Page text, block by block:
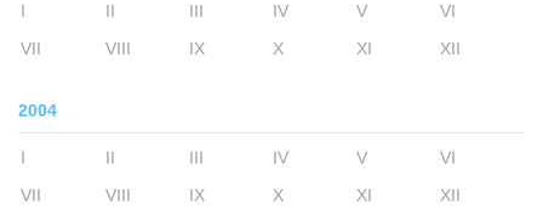
I II III IV V
VI
VII
VIII IX X XI XII
2004
I II III IV V
VI
VII
VIII IX X XI XII